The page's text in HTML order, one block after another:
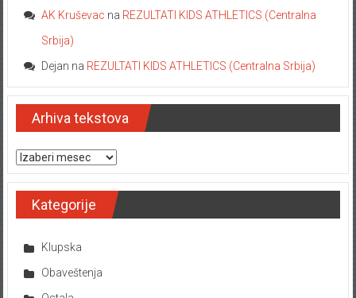
AK Kruševac na REZULTATI KIDS ATHLETICS (Centralna
Srbija)
Dejan na REZULTATI KIDS ATHLETICS (Centralna Srbija)
Arhiva tekstova
Arhiva tekstova
Kategorije
Klupska
Obaveštenja